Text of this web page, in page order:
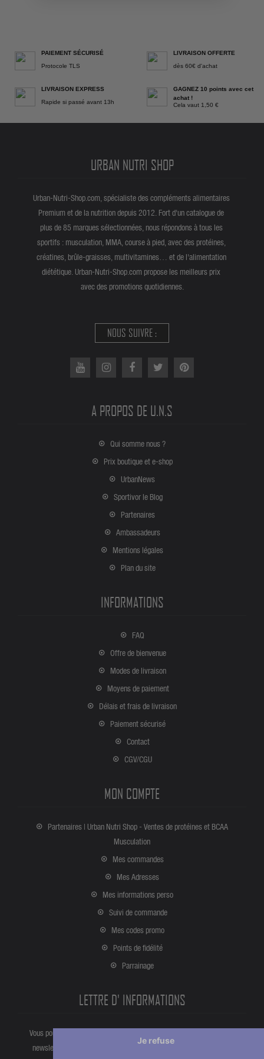
Je refuse
PAIEMENT SÉCURISÉ
Protocole TLS
LIVRAISON OFFERTE
dès 60€ d'achat
LIVRAISON EXPRESS
Rapide si passé avant 13h
GAGNEZ 10 points avec cet
achat !
Cela vaut 1,50 €
URBAN NUTRI SHOP
Urban-Nutri-Shop.com, spécialiste des compléments alimentaires
Premium et de la nutrition depuis 2012. Fort d'un catalogue de
plus de 85 marques sélectionnées, nous répondons à tous les
sportifs : musculation, MMA, course à pied, avec des protéines,
créatines, brûle-graisses, multivitamines… et de l'alimentation
diététique. Urban-Nutri-Shop.com propose les meilleurs prix
avec des promotions quotidiennes.
NOUS SUIVRE :
A PROPOS DE U.N.S
Qui somme nous ?
Prix boutique et e-shop
UrbanNews
Sportivor le Blog
Partenaires
Ambassadeurs
Mentions légales
Plan du site
INFORMATIONS
FAQ
Offre de bienvenue
Modes de livraison
Moyens de paiement
Délais et frais de livraison
Paiement sécurisé
Contact
CGV/CGU
MON COMPTE
Partenaires | Urban Nutri Shop - Ventes de protéines et BCAA
Musculation
Mes commandes
Mes Adresses
Mes informations perso
Suivi de commande
Mes codes promo
Points de fidélité
Parrainage
LETTRE D' INFORMATIONS
Vous pouvez vous désinscrire à tout moment directement partir de la
newsletter. Ou bien à partir de nos informations de contact dans les